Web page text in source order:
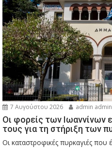
7 Αυγούστου 2026 admin admin
Οι φορείς των Ιωαννίνων
τους για τη στήριξη των
Οι καταστροφικές πυρκαγιές που